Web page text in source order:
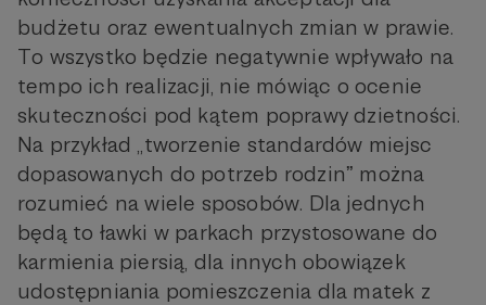
budżetu oraz ewentualnych zmian w prawie.
To wszystko będzie negatywnie wpływało na
tempo ich realizacji, nie mówiąc o ocenie
skuteczności pod kątem poprawy dzietności.
Na przykład „tworzenie standardów miejsc
dopasowanych do potrzeb rodzinˮ można
rozumieć na wiele sposobów. Dla jednych
będą to ławki w parkach przystosowane do
karmienia piersią, dla innych obowiązek
udostępniania pomieszczenia dla matek z